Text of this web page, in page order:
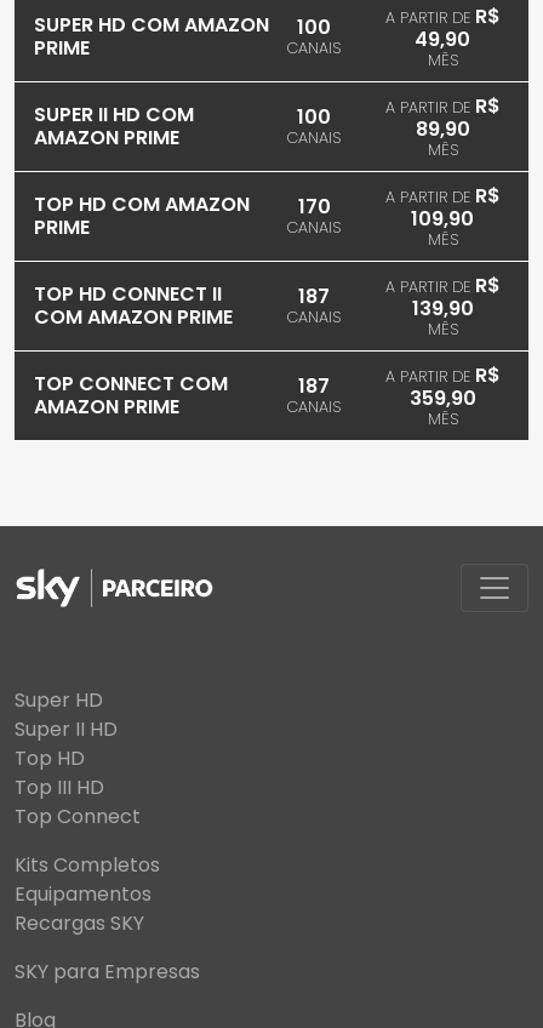
SUPER HD COM AMAZON
PRIME
100
CANAIS
A PARTIR DE R$
49,90
MÊS
SUPER II HD COM
AMAZON PRIME
100
CANAIS
A PARTIR DE R$
89,90
MÊS
TOP HD COM AMAZON
PRIME
170
CANAIS
A PARTIR DE R$
109,90
MÊS
TOP HD CONNECT II
COM AMAZON PRIME
187
CANAIS
A PARTIR DE R$
139,90
MÊS
TOP CONNECT COM
AMAZON PRIME
187
CANAIS
A PARTIR DE R$
359,90
MÊS
Super HD
Super II HD
Top HD
Top III HD
Top Connect
Kits Completos
Equipamentos
Recargas SKY
SKY para Empresas
Blog